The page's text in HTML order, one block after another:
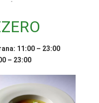
11:00 – 23:00
– 23:00